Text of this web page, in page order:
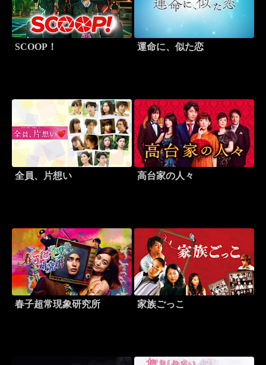
SCOOP！ 運命に、似た恋
全員、片想い 高台家の人々
春子超常現象研究所 家族ごっこ